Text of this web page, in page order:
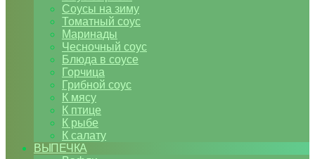
Соусы на зиму
Томатный соус
Маринады
Чесночный соус
Блюда в соусе
Горчица
Грибной соус
К мясу
К птице
К рыбе
К салату
ВЫПЕЧКА